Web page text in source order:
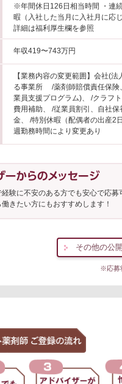
※年間休日126日相当時間 ・連
暇（入社した当月に入社月に
詳細は福利厚生欄を参照
年収419〜743万円
【業務内容の変更範囲】会社(
る事業所 /薬剤師賠償責任保険
業員支援プログラム)、 /クラフ
費用補助、 /従業員割引、自社
金、 /特別休暇（配偶者の出産2
週勤務時間により変更あり
験に不安のある方でも安心で応募
きたい方にもおすすめします！
その他の公
※応募